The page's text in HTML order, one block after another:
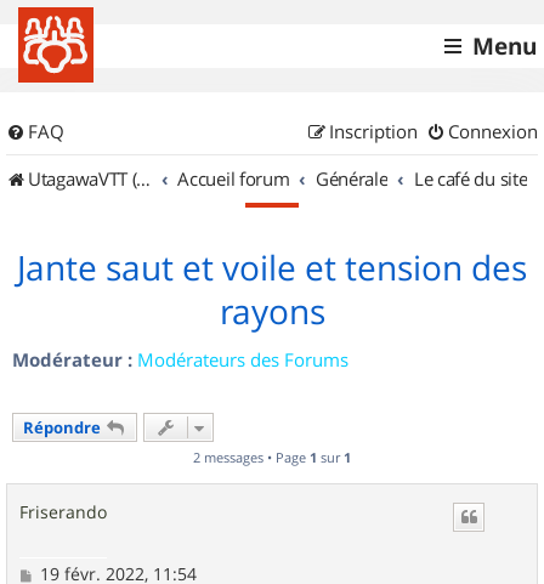
Menu
FAQ Connexion
Inscription
UtagawaVTT (Randos VTT et VTTAE avec traces GPS)
Accueil forum Générale Le café du site
Jante saut et voile et tension des
rayons
Modérateur : Modérateurs des Forums
Répondre
2 messages • Page 1 sur 1
Friserando
M19 févr. 2022, 11:54